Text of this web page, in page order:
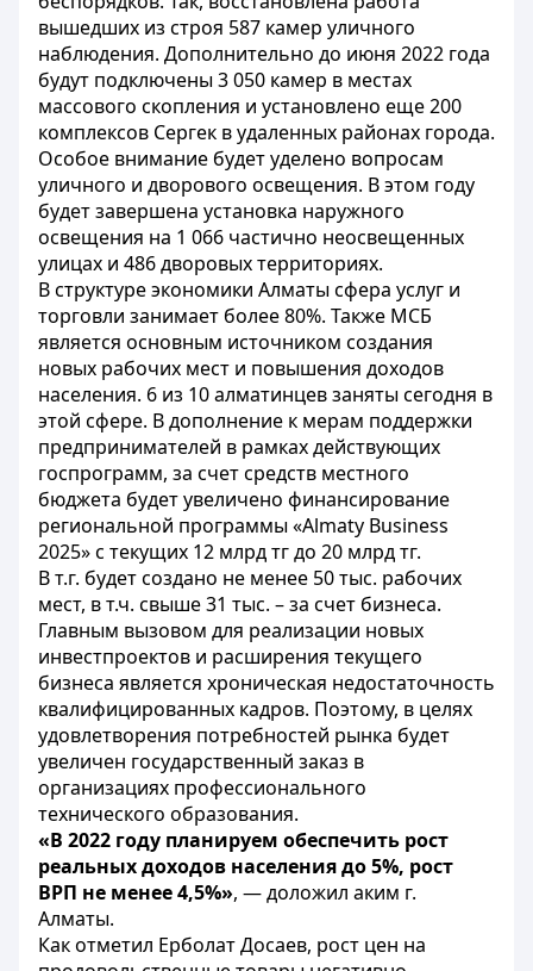
вышедших из строя 587 камер уличного
наблюдения. Дополнительно до июня 2022 года
будут подключены 3 050 камер в местах
массового скопления и установлено еще 200
комплексов Сергек в удаленных районах города.
Особое внимание будет уделено вопросам
уличного и дворового освещения. В этом году
будет завершена установка наружного
освещения на 1 066 частично неосвещенных
улицах и 486 дворовых территориях.
В структуре экономики Алматы сфера услуг и
торговли занимает более 80%. Также МСБ
является основным источником создания
новых рабочих мест и повышения доходов
населения. 6 из 10 алматинцев заняты сегодня в
этой сфере. В дополнение к мерам поддержки
предпринимателей в рамках действующих
госпрограмм, за счет средств местного
бюджета будет увеличено финансирование
региональной программы «Almaty Business
2025» с текущих 12 млрд тг до 20 млрд тг.
В т.г. будет создано не менее 50 тыс. рабочих
мест, в т.ч. свыше 31 тыс. – за счет бизнеса.
Главным вызовом для реализации новых
инвестпроектов и расширения текущего
бизнеса является хроническая недостаточность
квалифицированных кадров. Поэтому, в целях
удовлетворения потребностей рынка будет
увеличен государственный заказ в
организациях профессионального
технического образования.
«В 2022 году планируем обеспечить рост
реальных доходов населения до 5%, рост
ВРП не менее 4,5%», — доложил аким г.
Алматы.
Как отметил Ерболат Досаев, рост цен на